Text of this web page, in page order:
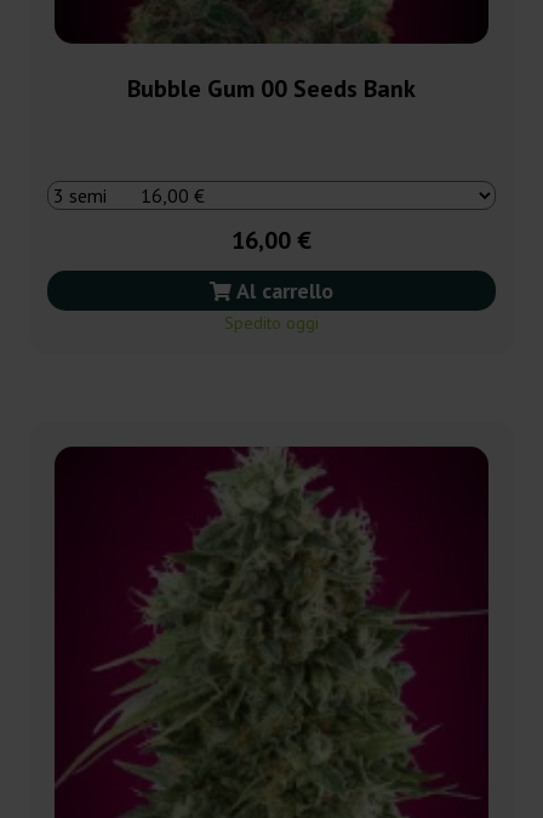
Bubble Gum 00 Seeds Bank
16,00 €
Al carrello
Spedito oggi